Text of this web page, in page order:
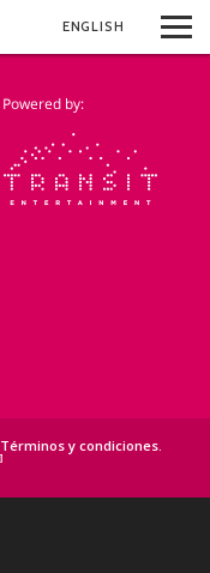
ENGLISH
Términos y condiciones.